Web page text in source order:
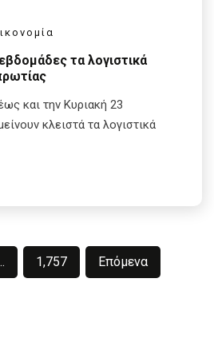
τα λογιστικά
και την Κυριακή 23
κλειστά τα λογιστικά
1,757 Επόμενα